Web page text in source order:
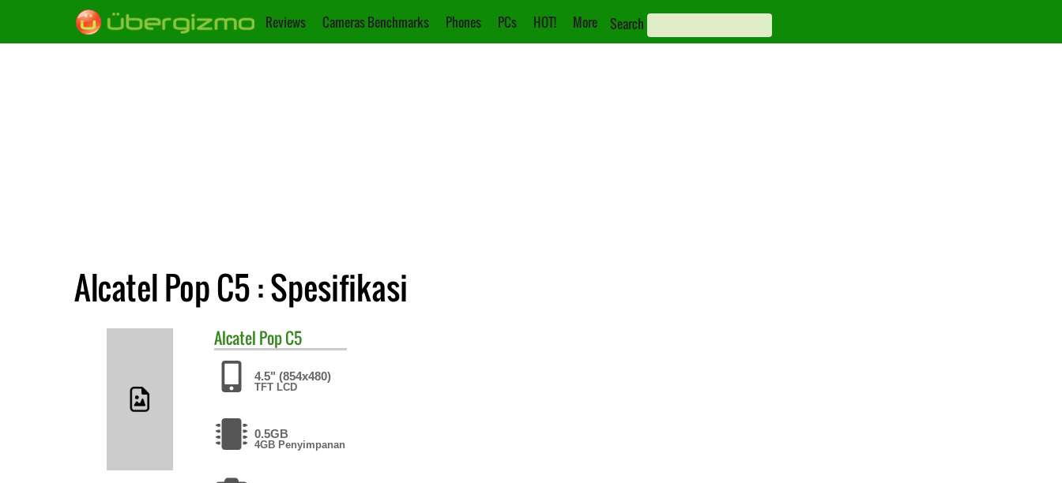
Reviews Cameras Benchmarks Phones PCs HOT! More Search
Alcatel Pop C5 : Spesifikasi
Alcatel Pop C5
4.5" (854x480)
TFT LCD
0.5GB
4GB Penyimpanan